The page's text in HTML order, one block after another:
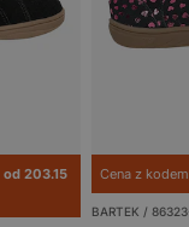
od 203.15
Cena z
BARTEK /